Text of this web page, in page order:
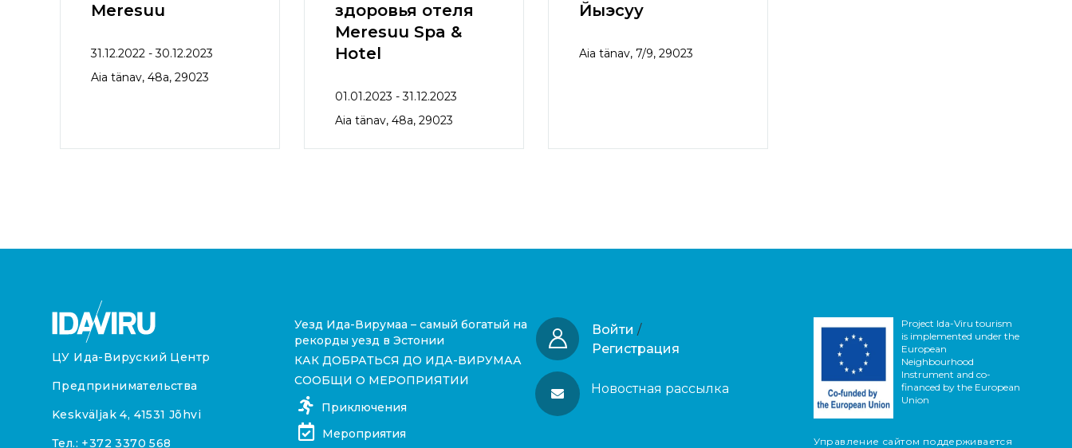
Meresuu
31.12.2022 - 30.12.2023
Aia tänav, 48a, 29023
здоровья отеля
Meresuu Spa &
Hotel
01.01.2023 - 31.12.2023
Aia tänav, 48a, 29023
Йыэсуу
Aia tänav, 7/9, 29023
ЦУ Ида-Вируский Центр
Предпринимательства
Keskväljak 4, 41531 Jõhvi
Тел.: +372 3370 568
Уезд Ида-Вирумаа – самый богатый на
рекорды уезд в Эстонии
КАК ДОБРАТЬСЯ ДО ИДА-ВИРУМАА
СООБЩИ О МЕРОПРИЯТИИ
Приключения
Мероприятия
Войти /
Регистрация
Новостная рассылка
Project Ida-Viru tourism
is implemented under the
European
Neighbourhood
Instrument and co-
financed by the European
Union
Управление сайтом поддерживается